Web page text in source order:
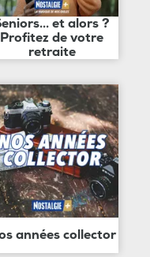
et alors ?
Profitez de votre
retraite
années collector